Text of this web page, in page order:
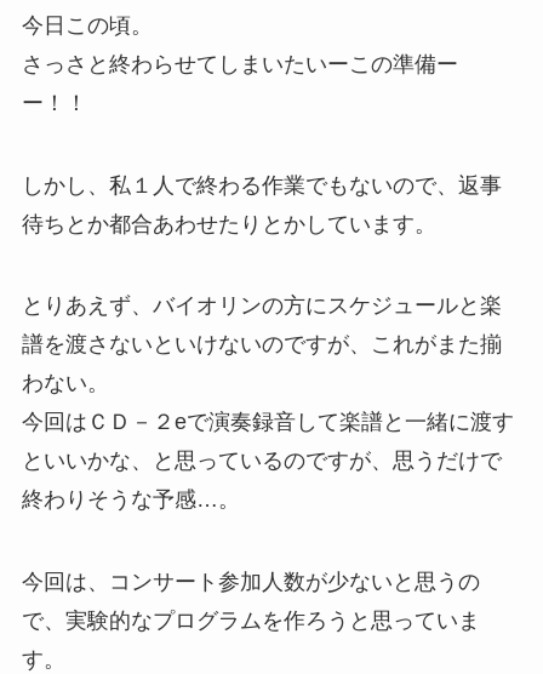
今日この頃。
さっさと終わらせてしまいたいーこの準備ー
ー！！
しかし、私１人で終わる作業でもないので、返事
待ちとか都合あわせたりとかしています。
とりあえず、バイオリンの方にスケジュールと楽
譜を渡さないといけないのですが、これがまた揃
わない。
今回はＣＤ－２eで演奏録音して楽譜と一緒に渡す
といいかな、と思っているのですが、思うだけで
終わりそうな予感…。
今回は、コンサート参加人数が少ないと思うの
で、実験的なプログラムを作ろうと思っていま
す。